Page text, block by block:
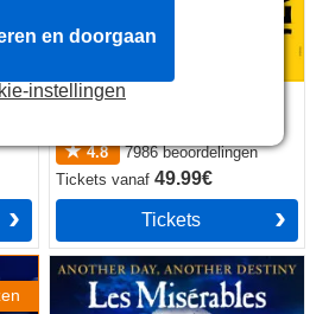
The Lion King
4.8
7986beoordelingen
Ticketsvanaf49.99€
Tickets
Les Miserables
instellingen
en doorgaan